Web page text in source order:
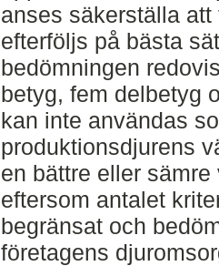
anses säkerställa
efterföljs på bästa
bedömningen
betyg, fem delbetyg
kan inte användas
produktionsdjurens
en bättre eller
eftersom antalet
begränsat och
företagens